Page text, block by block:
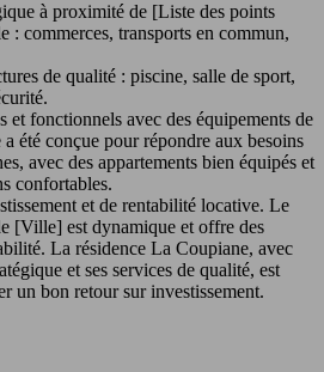
à proximité de [Liste des points
: commerces, transports en commun,
de qualité : piscine, salle de sport,
et fonctionnels avec des équipements de
été conçue pour répondre aux besoins
avec des appartements bien équipés et
confortables.
et de rentabilité locative. Le
[Ville] est dynamique et offre des
La résidence La Coupiane, avec
et ses services de qualité, est
un bon retour sur investissement.